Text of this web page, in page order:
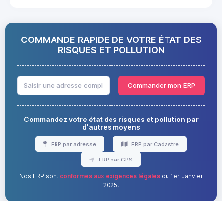
COMMANDE RAPIDE DE VOTRE ÉTAT DES
RISQUES ET POLLUTION
Commander mon ERP
Commandez votre état des risques et pollution par
d'autres moyens
ERP par adresse ERP par Cadastre
ERP par GPS
Nos ERP sont conformes aux exigences légalesdu 1er Janvier
2025.